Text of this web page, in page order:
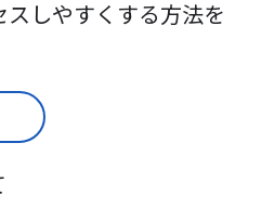
スしやすくする方法を